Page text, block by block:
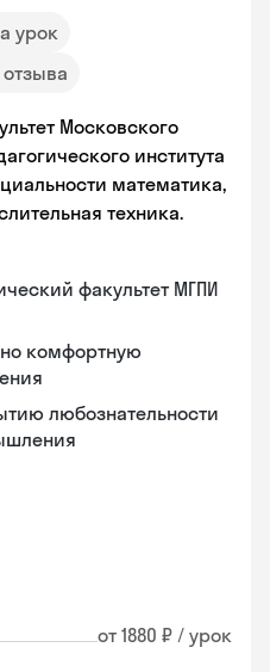
урок
отзыва
Московского
института
математика,
техника.
факультет МГПИ
комфортную
любознательности
от 1880 ₽ / урок